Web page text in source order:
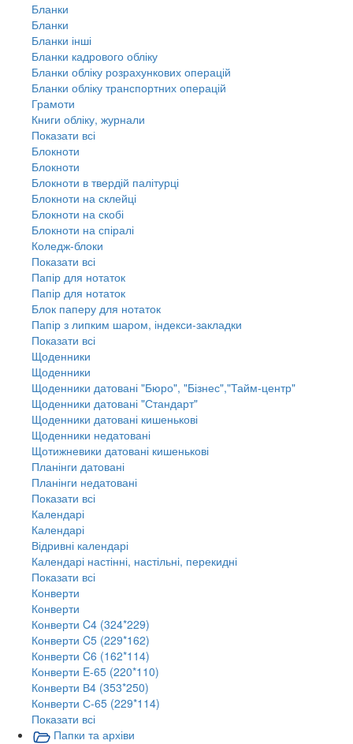
Бланки
Бланки
Бланки інші
Бланки кадрового обліку
Бланки обліку розрахункових операцій
Бланки обліку транспортних операцій
Грамоти
Книги обліку, журнали
Показати всі
Блокноти
Блокноти
Блокноти в твердій палітурці
Блокноти на склейці
Блокноти на скобі
Блокноти на спіралі
Коледж-блоки
Показати всі
Папір для нотаток
Папір для нотаток
Блок паперу для нотаток
Папір з липким шаром, індекси-закладки
Показати всі
Щоденники
Щоденники
Щоденники датовані "Бюро", "Бізнес","Тайм-центр"
Щоденники датовані "Стандарт"
Щоденники датовані кишенькові
Щоденники недатовані
Щотижневики датовані кишенькові
Планінги датовані
Планінги недатовані
Показати всі
Календарі
Календарі
Відривні календарі
Календарі настінні, настільні, перекидні
Показати всі
Конверти
Конверти
Конверти C4 (324*229)
Конверти C5 (229*162)
Конверти C6 (162*114)
Конверти E-65 (220*110)
Конверти В4 (353*250)
Конверти С-65 (229*114)
Показати всі
Папки та архіви